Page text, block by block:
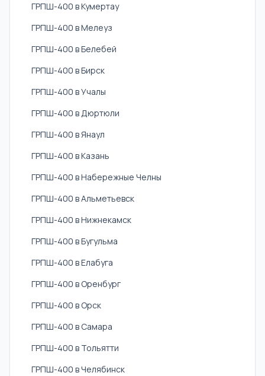
ГРПШ-400 в Кумертау
ГРПШ-400 в Мелеуз
ГРПШ-400 в Белебей
ГРПШ-400 в Бирск
ГРПШ-400 в Учалы
ГРПШ-400 в Дюртюли
ГРПШ-400 в Янаул
ГРПШ-400 в Казань
ГРПШ-400 в Набережные Челны
ГРПШ-400 в Альметьевск
ГРПШ-400 в Нижнекамск
ГРПШ-400 в Бугульма
ГРПШ-400 в Елабуга
ГРПШ-400 в Оренбург
ГРПШ-400 в Орск
ГРПШ-400 в Самара
ГРПШ-400 в Тольятти
ГРПШ-400 в Челябинск